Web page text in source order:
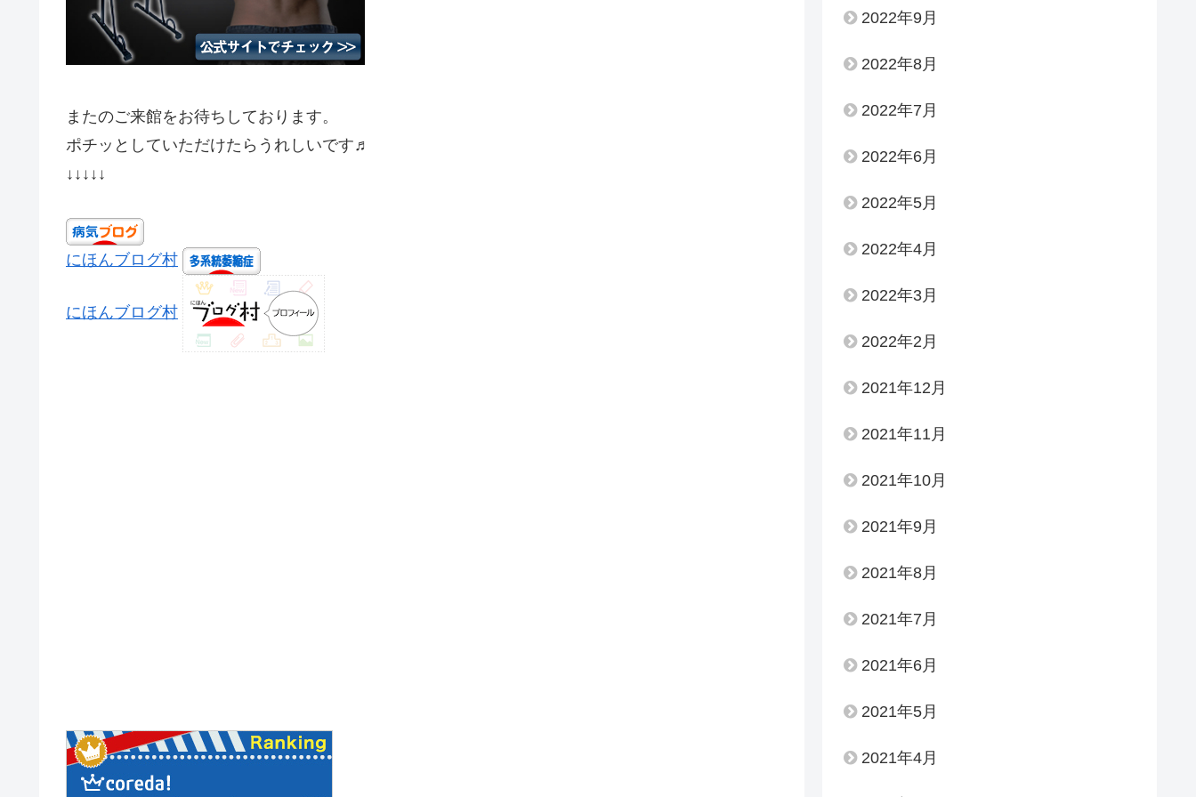
またのご来館をお待ちしております。
ポチッとしていただけたらうれしいです♬
↓↓↓↓↓
にほんブログ村
にほんブログ村
2022年9月
2022年8月
2022年7月
2022年6月
2022年5月
2022年4月
2022年3月
2022年2月
2021年12月
2021年11月
2021年10月
2021年9月
2021年8月
2021年7月
2021年6月
2021年5月
2021年4月